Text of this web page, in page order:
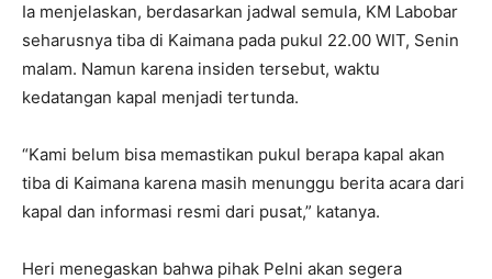
Ia menjelaskan, berdasarkan jadwal semula, KM Labobar
seharusnya tiba di Kaimana pada pukul 22.00 WIT, Senin
malam. Namun karena insiden tersebut, waktu
kedatangan kapal menjadi tertunda.
“Kami belum bisa memastikan pukul berapa kapal akan
tiba di Kaimana karena masih menunggu berita acara dari
kapal dan informasi resmi dari pusat,” katanya.
Heri menegaskan bahwa pihak Pelni akan segera